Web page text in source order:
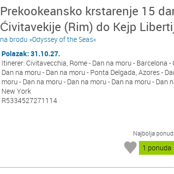
Prekookeansko krstarenje 15
Ćivitavekije (Rim) do Kejp
na brodu »Odyssey of the Seas«
Polazak: 31.10.27.
Itinerer: Civitavecchia, Rome - Dan na moru - Barcelona
Dan na moru - Dan na moru - Ponta Delgada, Azores -
moru - Dan na moru - Dan na moru - Dan na moru - Dan
New York
R5334527271114
Najbolja
1 ponuda